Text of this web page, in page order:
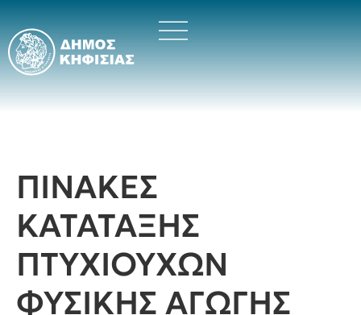
ΠΙΝΑΚΕΣ
ΚΑΤΑΤΑΞΗΣ
ΠΤΥΧΙΟΥΧΩΝ
ΦΥΣΙΚΗΣ ΑΓΩΓΗΣ